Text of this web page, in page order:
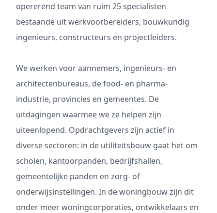
opererend team van ruim 25 specialisten
bestaande uit werkvoorbereiders, bouwkundig
ingenieurs, constructeurs en projectleiders.
We werken voor aannemers, ingenieurs- en
architectenbureaus, de food- en pharma-
industrie, provincies en gemeentes. De
uitdagingen waarmee we ze helpen zijn
uiteenlopend. Opdrachtgevers zijn actief in
diverse sectoren: in de utiliteitsbouw gaat het om
scholen, kantoorpanden, bedrijfshallen,
gemeentelijke panden en zorg- of
onderwijsinstellingen. In de woningbouw zijn dit
onder meer woningcorporaties, ontwikkelaars en